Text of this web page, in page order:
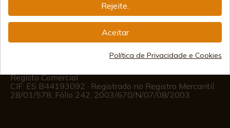
Segunda a Sexta das 09:00 às 15:00
Registo Comercial
CIF: ES B44193092 · Registrado no Registro Mercantil
28/01/578, Fólio 242, 2003/670/N/07/08/2003
Rejeite.
Aceitar
Política de Privacidade e Cookies